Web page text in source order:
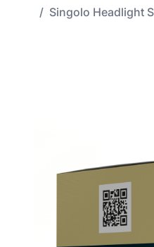
/ Singolo Headlight